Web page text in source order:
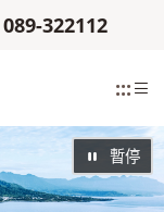
089-322112
:::
暫停